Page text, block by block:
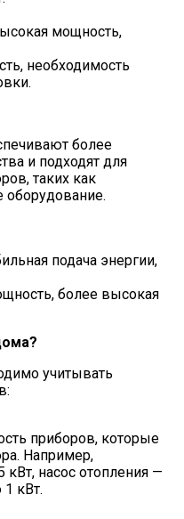
мощность,
необходимость
более
и подходят для
таких как
подача энергии,
более высокая
учитывать
приборов, которые
Например,
кВт, насос отопления —
кВт.